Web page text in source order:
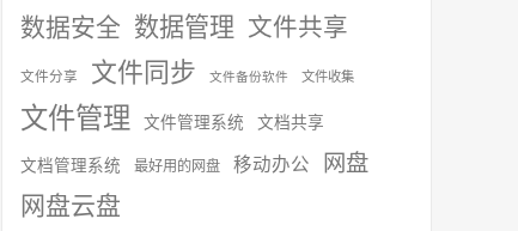
数据安全 数据管理 文件共享
文件分享 文件同步 文件备份软件 文件收集
文件管理 文件管理系统 文档共享
文档管理系统 最好用的网盘 移动办公 网盘
网盘云盘